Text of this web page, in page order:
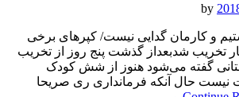
و کارمان گدایی نیست/ کپرهای برخی
تخریب شدبعداز گذشت پنج روز از تخریب
گفته می‌شود هنوز از شش کودک
حال آنکه فرمانداری ری صریحا